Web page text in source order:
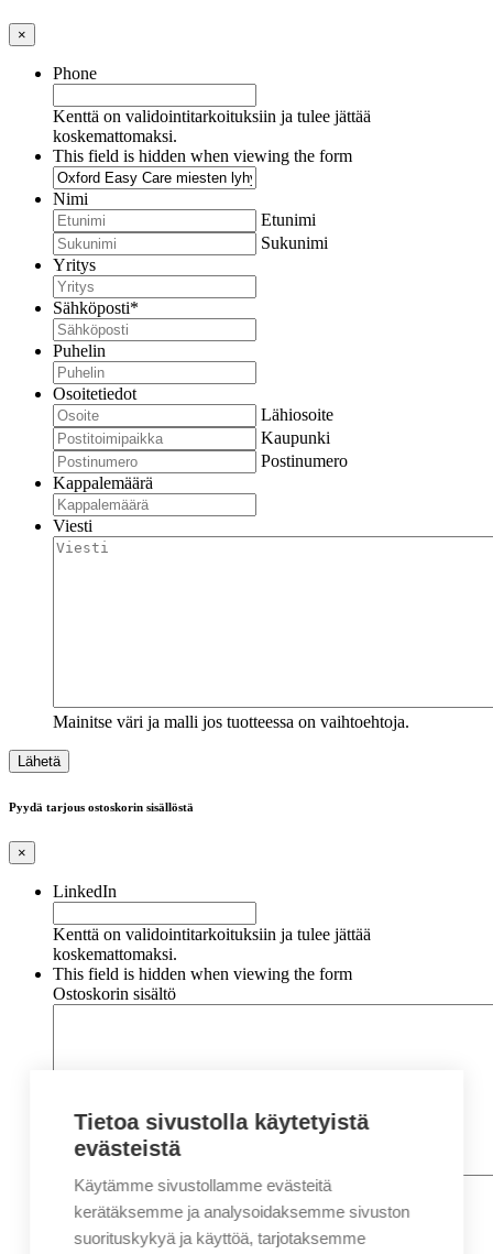
×
Phone
Kenttä on validointitarkoituksiin ja tulee jättää
koskemattomaksi.
This field is hidden when viewing the form
Nimi
Etunimi
Sukunimi
Yritys
Sähköposti*
Puhelin
Osoitetiedot
Lähiosoite
Kaupunki
Postinumero
Kappalemäärä
Viesti
Mainitse väri ja malli jos tuotteessa on vaihtoehtoja.
Pyydä tarjous ostoskorin sisällöstä
×
LinkedIn
Kenttä on validointitarkoituksiin ja tulee jättää
koskemattomaksi.
This field is hidden when viewing the form
Ostoskorin sisältö
Nimi*
Etunimi
Sukunimi
Tietoa sivustolla käytetyistä
evästeistä
Käytämme sivustollamme evästeitä
kerätäksemme ja analysoidaksemme sivuston
suorituskykyä ja käyttöä, tarjotaksemme